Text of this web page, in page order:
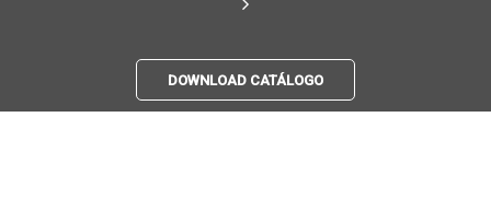
DOWNLOAD CATÁLOGO